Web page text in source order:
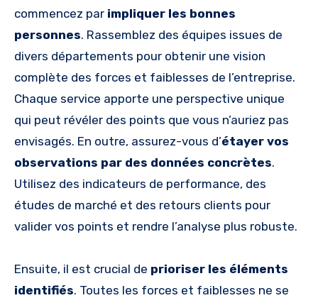
commencez par impliquer les bonnes
personnes. Rassemblez des équipes issues de
divers départements pour obtenir une vision
complète des forces et faiblesses de l’entreprise.
Chaque service apporte une perspective unique
qui peut révéler des points que vous n’auriez pas
envisagés. En outre, assurez-vous d’étayer vos
observations par des données concrètes.
Utilisez des indicateurs de performance, des
études de marché et des retours clients pour
valider vos points et rendre l’analyse plus robuste.
Ensuite, il est crucial de prioriser les éléments
identifiés. Toutes les forces et faiblesses ne se